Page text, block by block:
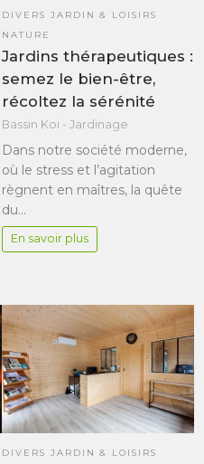
DIVERS JARDIN & LOISIRS
NATURE
Jardins thérapeutiques :
semez le bien-être,
récoltez la sérénité
Bassin Koi - Jardinage
Dans notre société moderne,
où le stress et l’agitation
règnent en maîtres, la quête
du…
En savoir plus
DIVERS JARDIN & LOISIRS